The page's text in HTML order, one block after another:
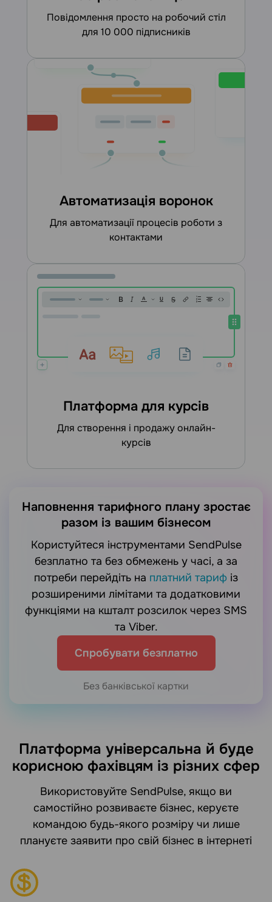
повідомлення просто на робочий стіл
для 10 000 підписників
Автоматизація воронок
для автоматизації процесів роботи з
контактами
Платформа для курсів
для створення і продажу онлайн-
курсів
Наповнення тарифного плану зростає
разом із вашим бізнесом
Користуйтеся інструментами SendPulse
безплатно та без обмежень у часі, а за
потреби перейдіть на платний тариф із
розширеними лімітами та додатковими
функціями на кшталт розсилок через SMS
та Viber.
Спробувати безплатно
Без банківської картки
Платформа універсальна й буде
корисною фахівцям із різних сфер
Використовуйте SendPulse, якщо ви
самостійно розвиваєте бізнес, керуєте
командою будь-якого розміру чи лише
плануєте заявити про свій бізнес в інтернеті